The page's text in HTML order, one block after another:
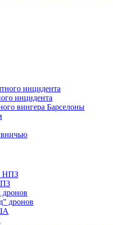
инцидента
вингера Барселоны
дронов